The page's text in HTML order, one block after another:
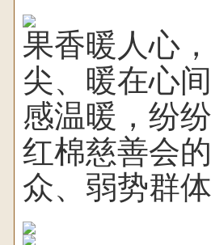
果香暖人心
尖、暖在心
感温暖，纷
红棉慈善会
众、弱势群